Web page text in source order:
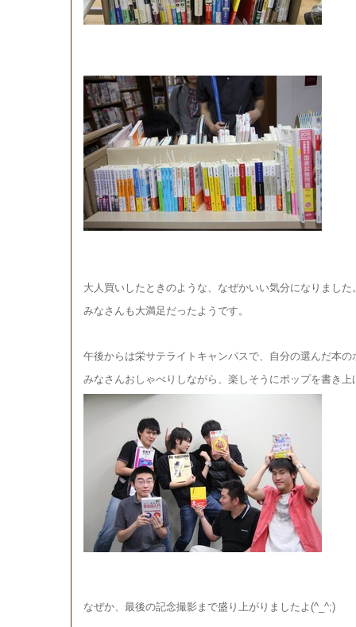
大人買いしたときのような、なぜかいい気分になりました
みなさんも大満足だったようです。
午後からは栄サテライトキャンパスで、自分の選んだ本
みなさんおしゃべりしながら、楽しそうにポップを書き上
なぜか、最後の記念撮影まで盛り上がりましたよ(^_^;)